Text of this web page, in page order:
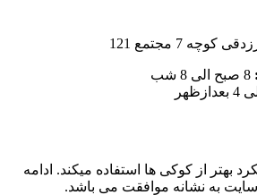
7 مجتمع 121
8 صبح الی 8 شب
بهتر از کوکی ها استفاده میکند. ادامه
سایت به نشانه موافقت می باشد.